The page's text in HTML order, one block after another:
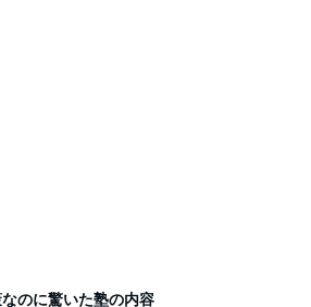
のに驚いた塾の内容